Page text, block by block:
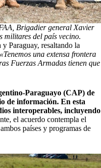
Brigadier general Xavier
militares del país vecino.
Paraguay, resaltando la
«Tenemos una extensa frontera
Fuerzas Armadas tienen que
Paraguayo (CAP) de
de información. En esta
interoperables, incluyendo
el acuerdo contempla el
países y programas de